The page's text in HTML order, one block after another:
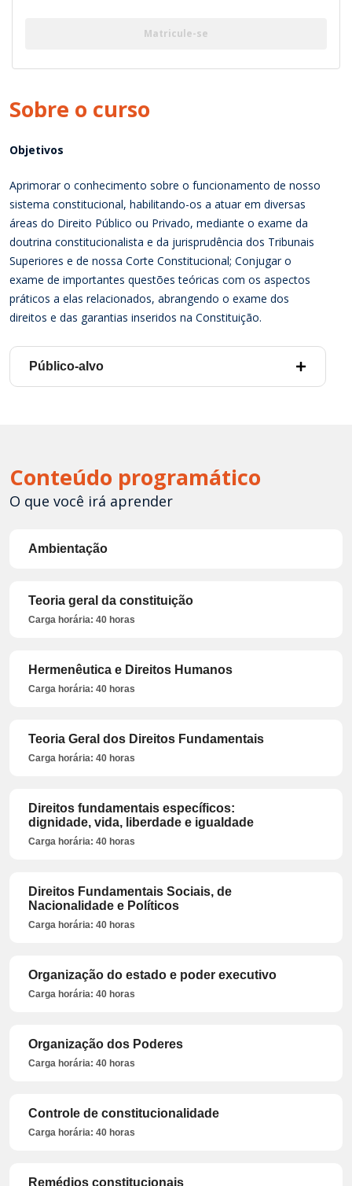
Sobre o curso
Objetivos
Aprimorar o conhecimento sobre o funcionamento de nosso
sistema constitucional, habilitando-os a atuar em diversas
áreas do Direito Público ou Privado, mediante o exame da
doutrina constitucionalista e da jurisprudência dos Tribunais
Superiores e de nossa Corte Constitucional; Conjugar o
exame de importantes questões teóricas com os aspectos
práticos a elas relacionados, abrangendo o exame dos
direitos e das garantias inseridos na Constituição.
Público-alvo
Matricule-se
Conteúdo programático
O que você irá aprender
Ambientação
Teoria geral da constituição
Carga horária: 40 horas
Hermenêutica e Direitos Humanos
Carga horária: 40 horas
Teoria Geral dos Direitos Fundamentais
Carga horária: 40 horas
Direitos fundamentais específicos:
dignidade, vida, liberdade e igualdade
Carga horária: 40 horas
Direitos Fundamentais Sociais, de
Nacionalidade e Políticos
Carga horária: 40 horas
Organização do estado e poder executivo
Carga horária: 40 horas
Organização dos Poderes
Carga horária: 40 horas
Controle de constitucionalidade
Carga horária: 40 horas
Remédios constitucionais